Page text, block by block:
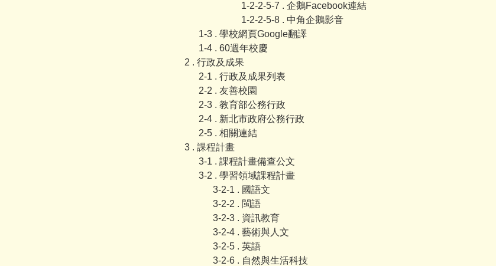
1-2-2-5-7 . 企鵝Facebook連結
1-2-2-5-8 . 中角企鵝影音
1-3 . 學校網頁Google翻譯
1-4 . 60週年校慶
2 . 行政及成果
2-1 . 行政及成果列表
2-2 . 友善校園
2-3 . 教育部公務行政
2-4 . 新北市政府公務行政
2-5 . 相關連結
3 . 課程計畫
3-1 . 課程計畫備查公文
3-2 . 學習領域課程計畫
3-2-1 . 國語文
3-2-2 . 閩語
3-2-3 . 資訊教育
3-2-4 . 藝術與人文
3-2-5 . 英語
3-2-6 . 自然與生活科技